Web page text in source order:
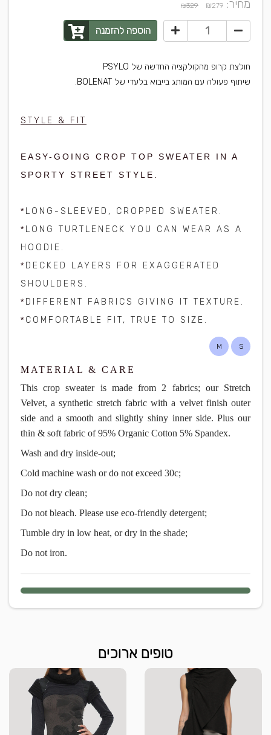
מחיר: ₪279
₪329
הוספה להזמנה
חולצת קרופ מהקולקציה החדשה של PSYLO
שיתוף פעולה עם המותג בייבוא בלעדי של BOLENAT.
STYLE & FIT
EASY-GOING CROP TOP SWEATER IN A
SPORTY STREET STYLE.
* LONG-SLEEVED, CROPPED SWEATER.
* LONG TURTLENECK YOU CAN WEAR AS A
HOODIE.
* DECKED LAYERS FOR EXAGGERATED
SHOULDERS.
* DIFFERENT FABRICS GIVING IT TEXTURE.
* COMFORTABLE FIT, TRUE TO SIZE.
S
M
MATERIAL & CARE
This crop sweater is made from 2 fabrics; our Stretch
Velvet, a synthetic stretch fabric with a velvet finish outer
side and a smooth and slightly shiny inner side. Plus our
thin & soft fabric of 95% Organic Cotton 5% Spandex.
Wash and dry inside-out;
Cold machine wash or do not exceed 30c;
Do not dry clean;
Do not bleach. Please use eco-friendly detergent;
Tumble dry in low heat, or dry in the shade;
Do not iron.
טופים ארוכים